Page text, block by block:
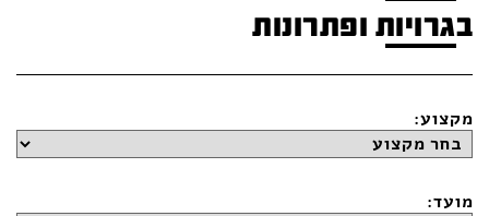
בגרויות ופתרונות
מקצוע:
מועד: